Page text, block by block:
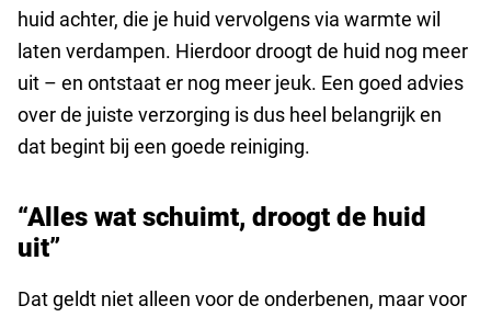
huid achter, die je huid vervolgens via warmte wil
laten verdampen. Hierdoor droogt de huid nog meer
uit – en ontstaat er nog meer jeuk. Een goed advies
over de juiste verzorging is dus heel belangrijk en
dat begint bij een goede reiniging.
“Alles wat schuimt, droogt de huid
uit”
Dat geldt niet alleen voor de onderbenen, maar voor